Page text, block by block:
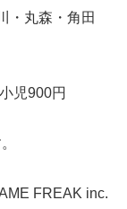
丸森・角田
900円
FREAK inc.